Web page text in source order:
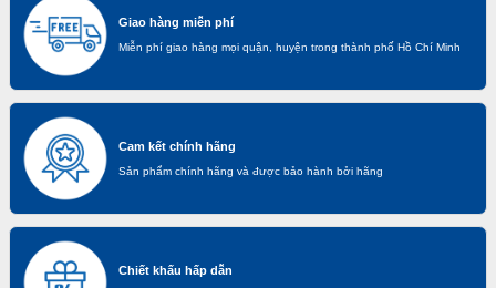
Giao hàng miễn phí
Miễn phí giao hàng mọi quận, huyện trong thành phố Hồ Chí Minh
Cam kết chính hãng
Sản phẩm chính hãng và được bảo hành bởi hãng
Chiết khấu hấp dẫn